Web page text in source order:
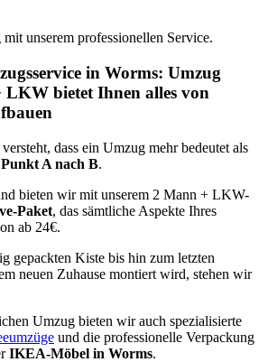
unserem professionellen Service.
in Worms: Umzug
bietet Ihnen alles von
dass ein Umzug mehr bedeutet als
Punkt A nach B.
bieten wir mit unserem 2 Mann + LKW-
Paket, das sämtliche Aspekte Ihres
ab 24€.
gepackten Kiste bis hin zum letzten
neuen Zuhause montiert wird, stehen wir
Umzug bieten wir auch spezialisierte
und die professionelle Verpackung
IKEA-Möbel in Worms.